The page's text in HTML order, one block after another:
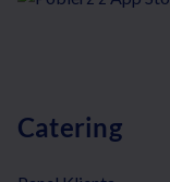
Catering